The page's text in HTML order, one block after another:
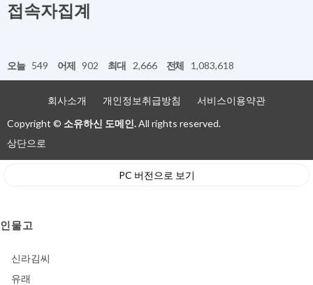
접속자집계
오늘 549 어제 902 최대 2,666 전체 1,083,618
회사소개 개인정보취급방침
서비스이용약관
Copyright © 소유하신 도메인.All rights reserved.
상단으로
PC 버전으로 보기
인물고
신라김씨
유래